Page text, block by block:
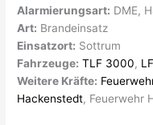
Alarmierungsart: DME,
Art: Brandeinsatz
Einsatzort: Sottrum
Fahrzeuge: TLF 3000,
Weitere Kräfte:
Hackenstedt, Feuerwehr